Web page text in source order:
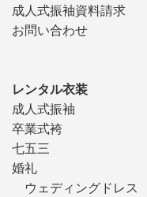
成人式振袖資料請求
お問い合わせ
レンタル衣装
成人式振袖
卒業式袴
七五三
婚礼
ウェディングドレス